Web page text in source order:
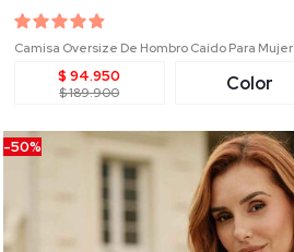
Camisa Oversize De Hombro Caído Para Mujer
$ 94.950
$ 189.900 Color
-50%